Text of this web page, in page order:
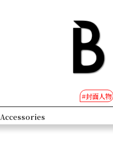
#封面人物
Accessories